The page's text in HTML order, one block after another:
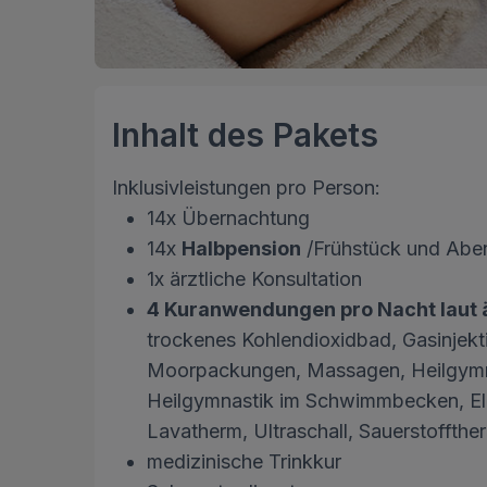
Inhalt des Pakets
Inklusivleistungen pro Person:
14x Übernachtung
14x Halbpension /Frühstück und
1x ärztliche Konsultation
4 Kuranwendungen pro Nacht
trockenes Kohlendioxidbad,
Moorpackungen, Massagen,
Heilgymnastik im Schwimmbecken,
Lavatherm, Ultraschall,
medizinische Trinkkur